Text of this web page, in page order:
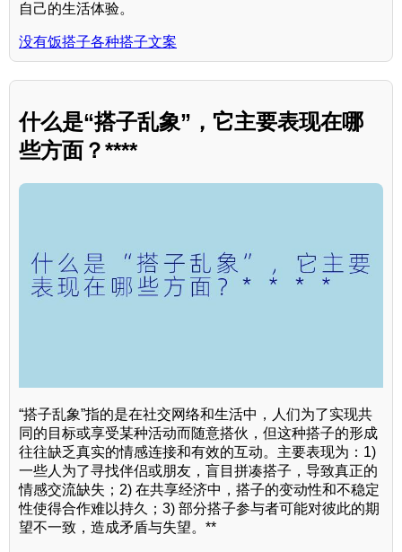
自己的生活体验。
没有饭搭子各种搭子文案
什么是“搭子乱象”，它主要表现在哪
些方面？****
“搭子乱象”指的是在社交网络和生活中，人们为了实现共
同的目标或享受某种活动而随意搭伙，但这种搭子的形成
往往缺乏真实的情感连接和有效的互动。主要表现为：1)
一些人为了寻找伴侣或朋友，盲目拼凑搭子，导致真正的
情感交流缺失；2) 在共享经济中，搭子的变动性和不稳定
性使得合作难以持久；3) 部分搭子参与者可能对彼此的期
望不一致，造成矛盾与失望。**